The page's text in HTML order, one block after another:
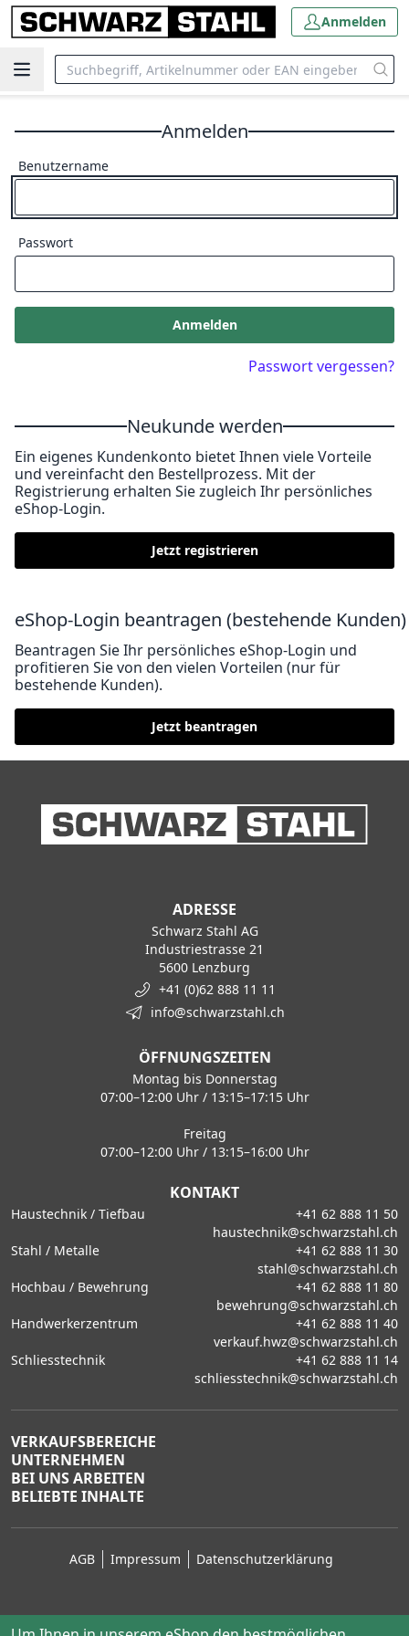
Anmelden
Anmelden
Benutzername
Passwort
Anmelden
Passwort vergessen?
Neukunde werden
Ein eigenes Kundenkonto bietet Ihnen viele Vorteile
und vereinfacht den Bestellprozess. Mit der
Registrierung erhalten Sie zugleich Ihr persönliches
eShop-Login.
Jetzt registrieren
eShop-Login beantragen (bestehende Kunden)
Beantragen Sie Ihr persönliches eShop-Login und
profitieren Sie von den vielen Vorteilen (nur für
bestehende Kunden).
Jetzt beantragen
ADRESSE
Schwarz Stahl AG
Industriestrasse 21
5600 Lenzburg
+41 (0)62 888 11 11
info@schwarzstahl.ch
ÖFFNUNGSZEITEN
Montag bis Donnerstag
07:00–12:00 Uhr / 13:15–17:15 Uhr
Freitag
07:00–12:00 Uhr / 13:15–16:00 Uhr
KONTAKT
Haustechnik / Tiefbau
+41 62 888 11 50
haustechnik@schwarzstahl.ch
Stahl / Metalle
+41 62 888 11 30
stahl@schwarzstahl.ch
Hochbau / Bewehrung
+41 62 888 11 80
bewehrung@schwarzstahl.ch
Handwerkerzentrum
+41 62 888 11 40
verkauf.hwz@schwarzstahl.ch
Schliesstechnik
+41 62 888 11 14
schliesstechnik@schwarzstahl.ch
VERKAUFSBEREICHE
UNTERNEHMEN
BEI UNS ARBEITEN
BELIEBTE INHALTE
AGB Impressum Datenschutzerklärung